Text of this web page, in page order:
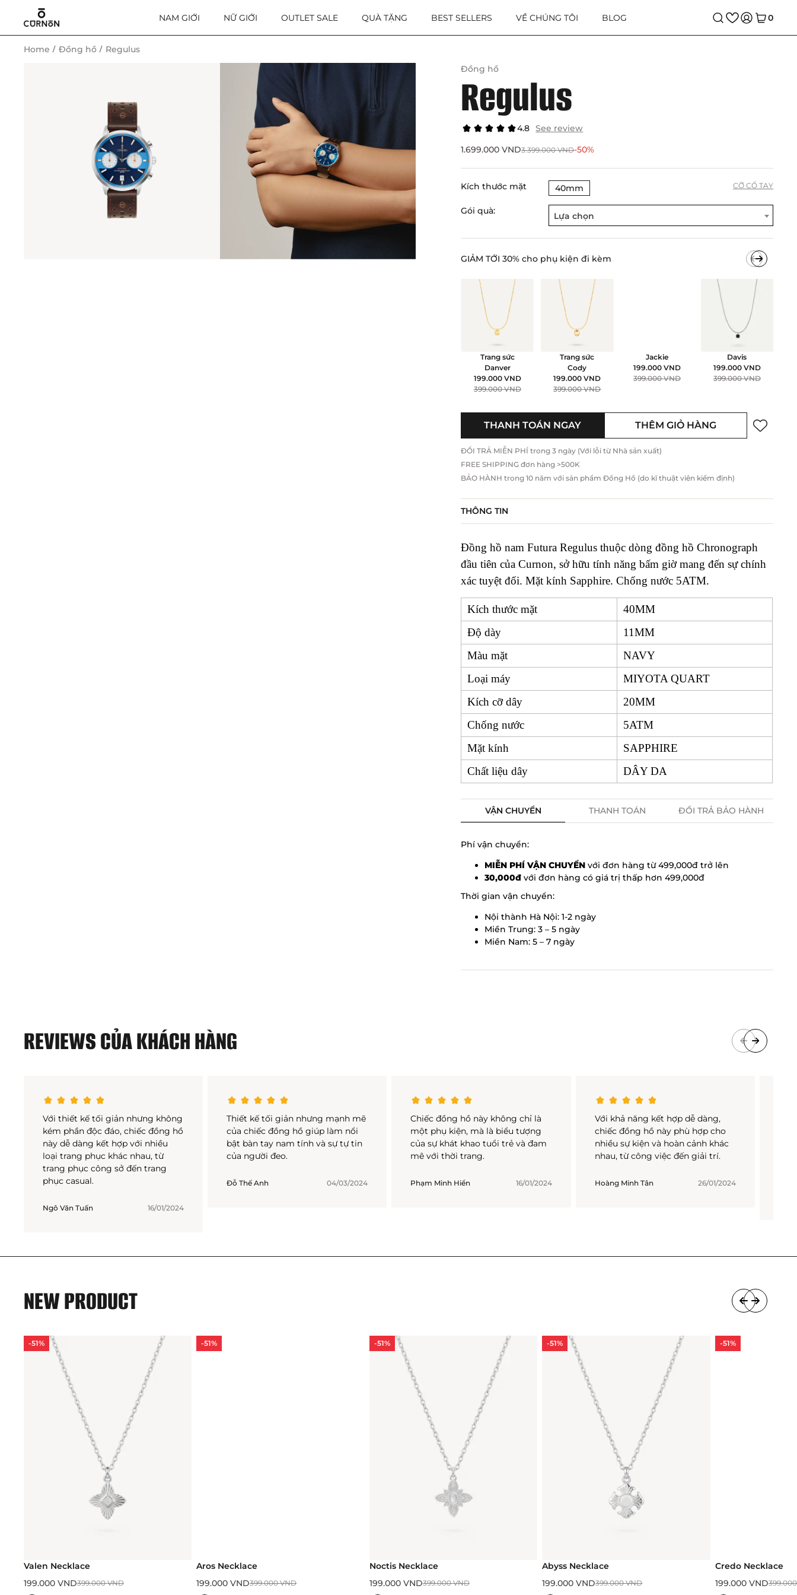
NAM GIỚI NỮ GIỚI OUTLET SALE QUÀ TẶNG BEST SELLERS VỀ CHÚNG TÔI BLOG 0
Home Đồng hồ
Regulus
Đồng hồ
Regulus
4.8 See review
3.399.000VND
1.699.000VND -50%
Kích thước mặt 40mm CỠ CỔ TAY
Gói quà: Lựa chọn
GIẢM TỚI 30% cho phụ kiện đi kèm
Trang sức
Danver
399.000VND
199.000 VND
Trang sức
Cody
399.000VND
199.000VND
Jackie
399.000VND
199.000VND
Davis
399.000VND
199.000 VND
THANH TOÁN NGAY THÊM GIỎ HÀNG
ĐỔI TRẢ MIỄN PHÍ trong 3 ngày (Với lỗi từ Nhà sản xuất)
FREE SHIPPING đơn hàng >500K
BẢO HÀNH trong 10 năm với sản phẩm Đồng Hồ (do kĩ thuật viên kiểm định)
THÔNG TIN
Đồng hồ nam Futura Regulus thuộc dòng đồng hồ Chronograph
đầu tiên của Curnon, sở hữu tính năng bấm giờ mang đến sự chính
xác tuyệt đối. Mặt kính Sapphire. Chống nước 5ATM.
Kích thước mặt
40MM
Độ dày
11MM
Màu mặt
NAVY
Loại máy
MIYOTA QUART
Kích cỡ dây
20MM
Chống nước
5ATM
Mặt kính
SAPPHIRE
Chất liệu dây
DÂY DA
VẬN CHUYỂN THANH TOÁN ĐỔI TRẢ BẢO HÀNH
Phí vận chuyển:
MIỄN PHÍ VẬN CHUYỂN với đơn hàng từ 499,000đ trở lên
30,000đ với đơn hàng có giá trị thấp hơn 499,000đ
Thời gian vận chuyển:
Nội thành Hà Nội: 1-2 ngày
Miền Trung: 3 – 5 ngày
Miền Nam: 5 – 7 ngày
REVIEWS CỦA KHÁCH HÀNG
Với thiết kế tối giản nhưng không
kém phần độc đáo, chiếc đồng hồ
này dễ dàng kết hợp với nhiều
loại trang phục khác nhau, từ
trang phục công sở đến trang
phục casual.
Ngô Văn Tuấn 16/01/2024
Thiết kế tối giản nhưng mạnh mẽ
của chiếc đồng hồ giúp làm nổi
bật bàn tay nam tính và sự tự tin
của người đeo.
Đỗ Thế Anh 04/03/2024
Chiếc đồng hồ này không chỉ là
một phụ kiện, mà là biểu tượng
của sự khát khao tuổi trẻ và đam
mê với thời trang.
Phạm Minh Hiển 16/01/2024
Với khả năng kết hợp dễ dàng,
chiếc đồng hồ này phù hợp cho
nhiều sự kiện và hoàn cảnh khác
nhau, từ công việc đến giải trí.
Hoàng Minh Tân 26/01/2024
NEW PRODUCT
-51%
Valen Necklace
399.000VND
199.000 VND
-51%
Aros Necklace
399.000VND
199.000VND
-51%
Noctis Necklace
399.000VND
199.000VND
-51%
Abyss Necklace
399.000VND
199.000VND
-51%
Credo Necklace
199.000VND